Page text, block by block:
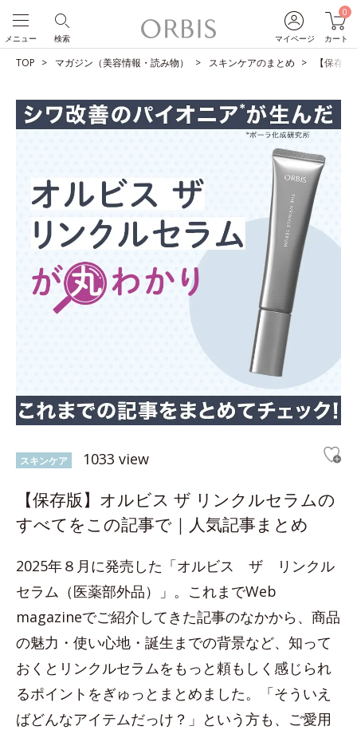
マイページ
0
カート
検索
メニュー
TOP マガジン（美容情報・読み物） スキンケアのまとめ 【保存
スキンケア 1033 view
【保存版】オルビス ザ リンクルセラムの
すべてをこの記事で｜人気記事まとめ
2025年８月に発売した「オルビス ザ リンクル
セラム（医薬部外品）」。これまでWeb
magazineでご紹介してきた記事のなかから、商品
の魅力・使い心地・誕生までの背景など、知って
おくとリンクルセラムをもっと頼もしく感じられ
るポイントをぎゅっとまとめました。「そういえ
ばどんなアイテムだっけ？」という方も、ご愛用